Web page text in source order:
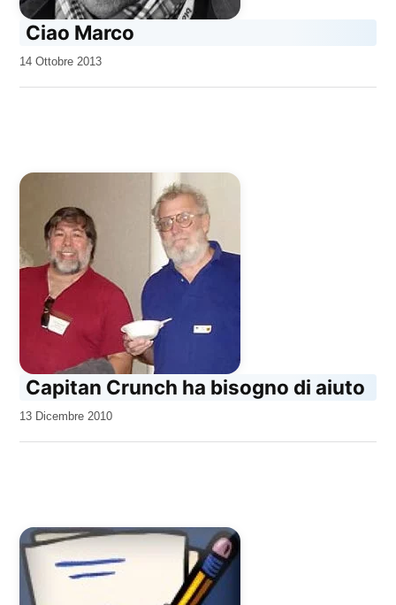
Ciao Marco
da
14 Ottobre 2013
Capitan Crunch ha bisogno di aiuto
da
13 Dicembre 2010